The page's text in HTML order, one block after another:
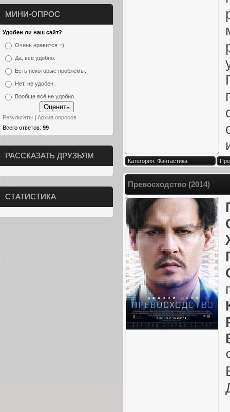
МИНИ-ОПРОС
Удобен ли наш сайт?
Очень нравится =)
Да, всё удобно.
Есть некоторые проблемы.
Нет, не удобен.
Вообще всё не удобно.
Результаты
Архив опросов
Всего ответов: 99
РАССКАЗАТЬ ДРУЗЬЯМ
СТАТИСТИКА
Категория: Фантастика
Превосходство (2014)